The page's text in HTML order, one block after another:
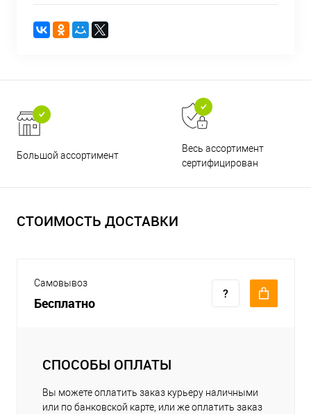
Большой ассортимент
Весь ассортимент
сертифицирован
СТОИМОСТЬ ДОСТАВКИ
Самовывоз
Бесплатно
СПОСОБЫ ОПЛАТЫ
Вы можете оплатить заказ курьеру наличными
или по банковской карте, или же оплатить заказ